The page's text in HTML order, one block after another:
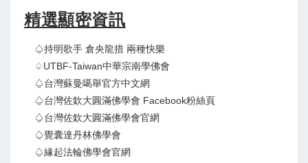
精選顯密資訊
♤持明歌手 倉央龍措 兩種快樂
♤UTBF-Taiwan中華宗南學佛會
♤台灣蘇曼噶舉官方中文網
♤台灣佐欽大圓滿佛學會 Facebook粉絲頁
♤台灣佐欽大圓滿佛學會官網
♤覺囊達丹林佛學會
♤緣起法輪佛學會官網